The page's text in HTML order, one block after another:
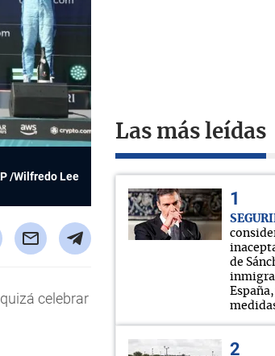
/Wilfredo Lee
celebrar
Las más leídas
de